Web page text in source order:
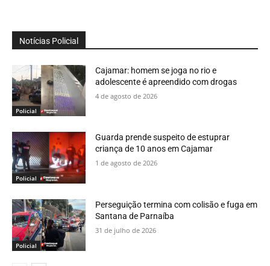
Notícias Policial
Policial
Cajamar: homem se joga no rio e
adolescente é apreendido com drogas
4 de agosto de 2026
Policial
Guarda prende suspeito de estuprar
criança de 10 anos em Cajamar
1 de agosto de 2026
Policial
Perseguição termina com colisão e fuga em
Santana de Parnaíba
31 de julho de 2026